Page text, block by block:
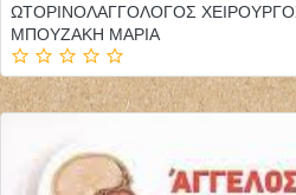
ΩΤΟΡΙΝΟΛΑΓΓΟΛΟΓΟΣ
ΜΠΟΥΖΑΚΗ ΜΑΡΙΑ